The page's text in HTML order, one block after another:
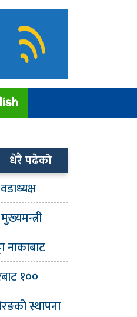
धेरै पढेको
संस्कृति
दलका मन्त्री
नाकाबाट
बढ्यो
१००
हेरोइनसहित
स्थापना